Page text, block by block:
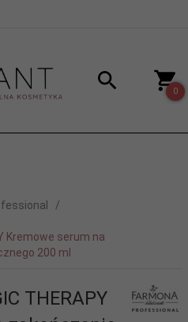
0
Kremowe serum na
200 ml
THERAPY